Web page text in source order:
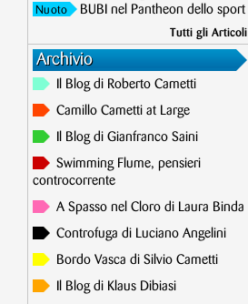
Nuoto BUBI nel Pantheon dello sport
Tutti gli Articoli
Archivio
Il Blog di Roberto Cametti
Camillo Cametti at Large
Il Blog di Gianfranco Saini
Swimming Flume, pensieri
controcorrente
A Spasso nel Cloro di Laura Binda
Controfuga di Luciano Angelini
Bordo Vasca di Silvio Cametti
Il Blog di Klaus Dibiasi